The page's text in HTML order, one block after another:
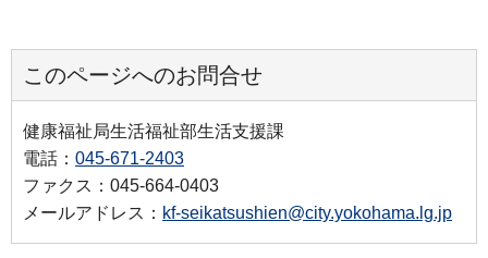
このページへのお問合せ
健康福祉局生活福祉部生活支援課
電話： 045-671-2403
ファクス：045-664-0403
メールアドレス： kf-seikatsushien@city.yokohama.lg.jp